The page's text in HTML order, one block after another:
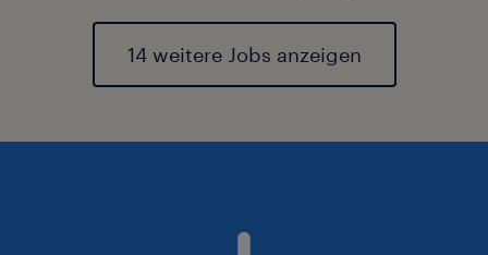
14 weitere Jobs anzeigen